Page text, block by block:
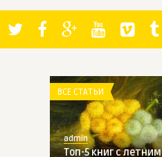
ВСЕ СТАТЬИ
admin
Топ-5 книг с летним